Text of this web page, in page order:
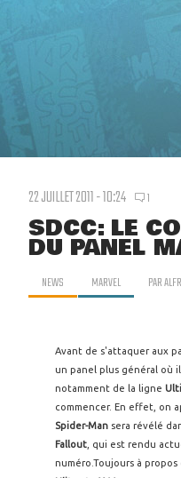
22 JUILLET 2011 - 10:24 1
SDCC: LE
DU PANEL
NEWS MARVEL PAR
Avant de s'attaquer aux
un panel plus général où
notamment de la ligne
commencer. En effet, on
Spider-Man sera révélé
Fallout , qui est rendu
numéro.Toujours à